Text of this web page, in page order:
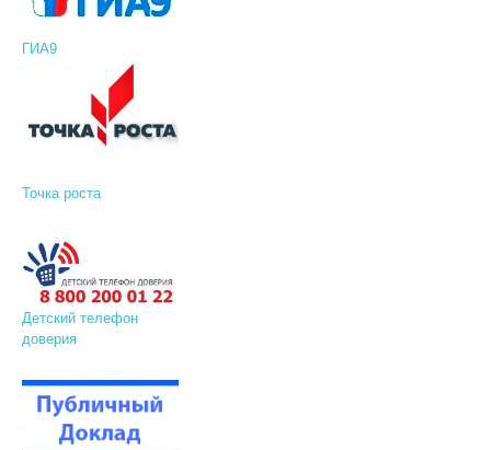
ГИА9
Точка роста
Детский телефон
доверия